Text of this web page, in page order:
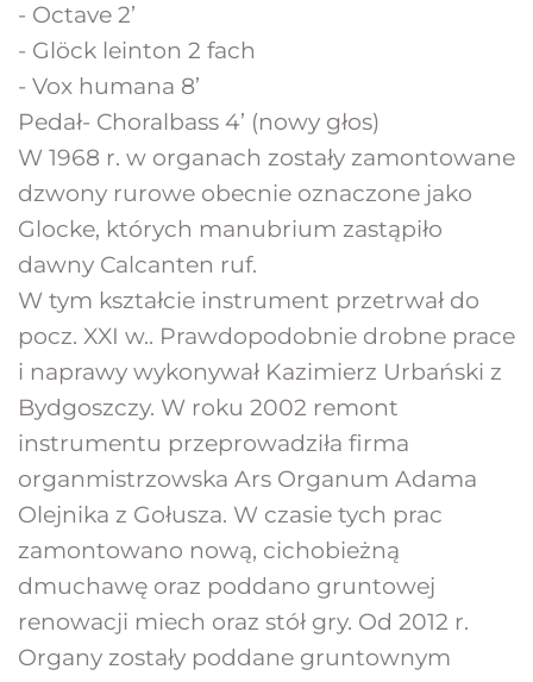
- Octave 2’
- Glöck leinton 2 fach
- Vox humana 8’
Pedał- Choralbass 4’ (nowy głos)
W 1968 r. w organach zostały zamontowane
dzwony rurowe obecnie oznaczone jako
Glocke, których manubrium zastąpiło
dawny Calcanten ruf.
W tym kształcie instrument przetrwał do
pocz. XXI w.. Prawdopodobnie drobne prace
i naprawy wykonywał Kazimierz Urbański z
Bydgoszczy. W roku 2002 remont
instrumentu przeprowadziła firma
organmistrzowska Ars Organum Adama
Olejnika z Gołusza. W czasie tych prac
zamontowano nową, cichobieżną
dmuchawę oraz poddano gruntowej
renowacji miech oraz stół gry. Od 2012 r.
Organy zostały poddane gruntownym